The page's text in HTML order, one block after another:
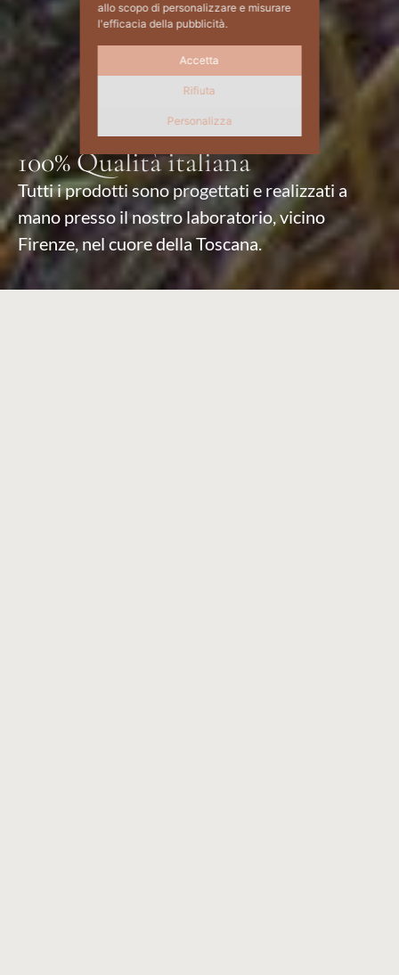
100% Qualità italiana
Tutti i prodotti sono progettati e realizzati a
mano presso il nostro laboratorio, vicino
Firenze, nel cuore della Toscana.
allo scopo di personalizzare e misurare
l'efficacia della pubblicità.
Accetta
Rifiuta
Personalizza